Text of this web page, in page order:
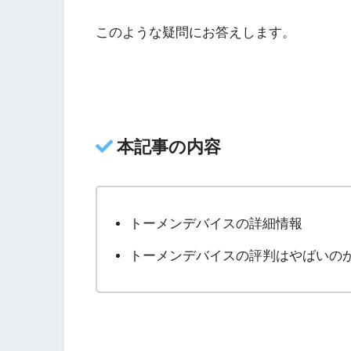
このような疑問にお答えします。
本記事の内容
トーメンデバイスの詳細情報
トーメンデバイスの評判はやばいの